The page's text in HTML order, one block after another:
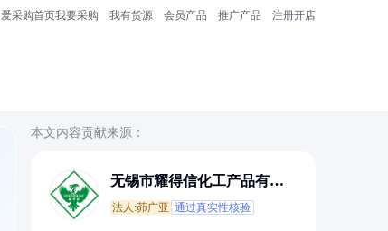
爱采购首页我要采购 我有货源 会员产品 推广产品 注册开店
本文内容贡献来源：
无锡市耀得信化工产品有限
法人:茆广亚 通过真实性核验